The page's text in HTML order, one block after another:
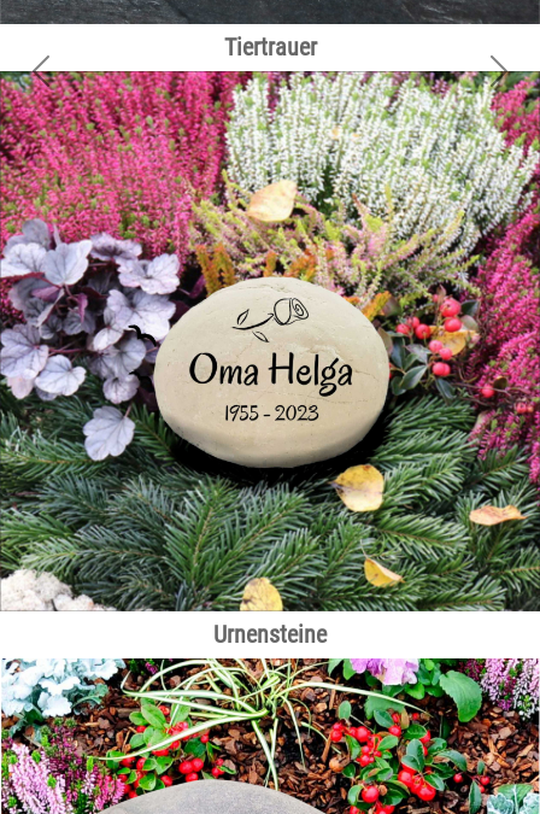
Familie
Handschmeichler
Ihr Weg zur Wunschgravur
Einzigartig an unserem Shop ist die große Auswahl
an Naturkiesel (Findlinge) aus Bayern in